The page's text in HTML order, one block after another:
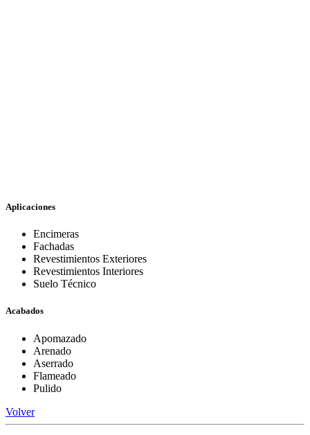
Aplicaciones
Encimeras
Fachadas
Revestimientos Exteriores
Revestimientos Interiores
Suelo Técnico
Acabados
Apomazado
Arenado
Aserrado
Flameado
Pulido
Volver